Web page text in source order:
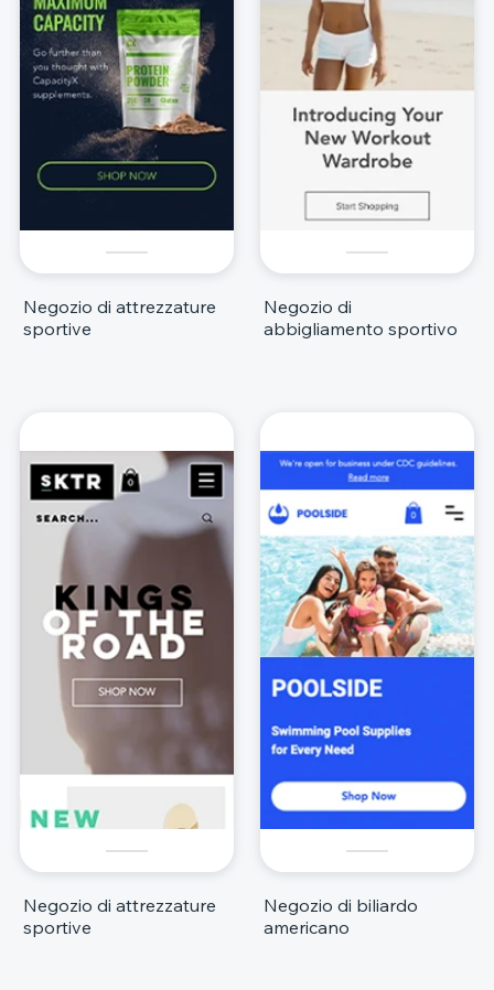
Negozio di attrezzature
sportive
Negozio di
abbigliamento sportivo
Negozio di attrezzature
sportive
Negozio di biliardo
americano